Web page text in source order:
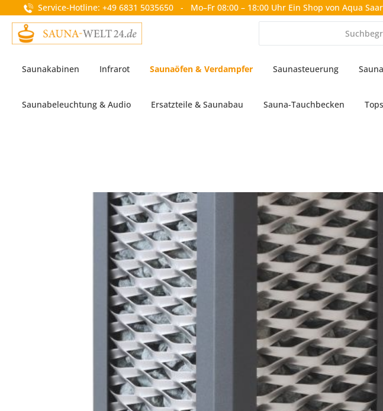
Zur Hauptnavigation springen
Service-Hotline: +49 6831 5035650 - Mo–Fr 08:00 – 18:00 Uhr Ein Shop von Aqua
Saunakabinen Infrarot Saunaöfen & Verdampfer Saunasteuerung
Saunabeleuchtung & Audio Ersatzteile & Saunabau Sauna-Tauchbecken
Bildergalerie überspringen